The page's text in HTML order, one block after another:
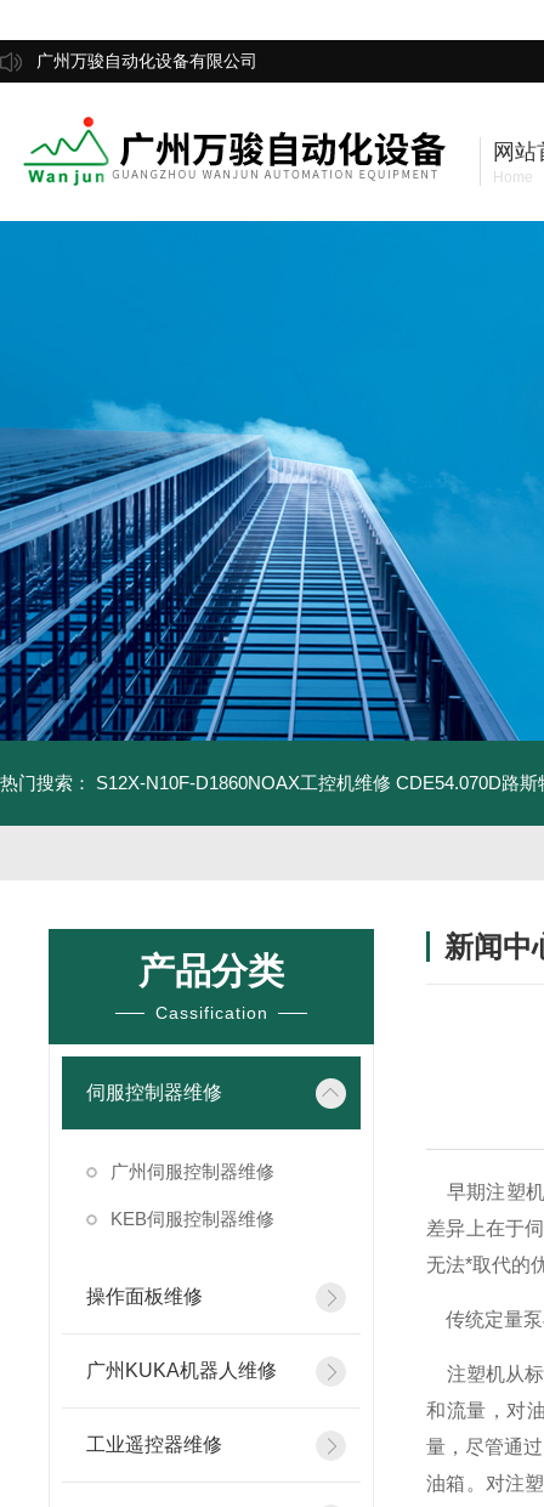
广州万骏自动化设备有限公司
网站
Home
热门搜索： S12X-N10F-D1860NOAX工控机维修 CDE54.070D路
产品分类
Cassification
伺服控制器维修
广州伺服控制器维修
KEB伺服控制器维修
操作面板维修
广州KUKA机器人维修
工业遥控器维修
新闻中
早期注塑机
差异上在于
无法*取代的
传统定量泵
注塑机从标
和流量，对
量，尽管通
油箱。对注